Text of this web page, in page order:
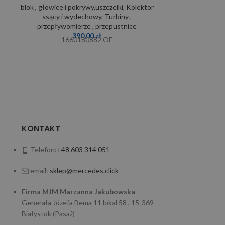
blok , głowice i pokrywy,uszczelki, Kolektor
ssący i wydechowy, Turbiny ,
przepływomierze , przepustnice
390,00zł
1660180882 OE
KONTAKT
Telefon:+48 603 314 051
email: sklep@mercedes.click
Firma MJM Marzanna Jakubowska
Generała Józefa Bema 11 lokal 58 , 15-369
Białystok (Pasaż)